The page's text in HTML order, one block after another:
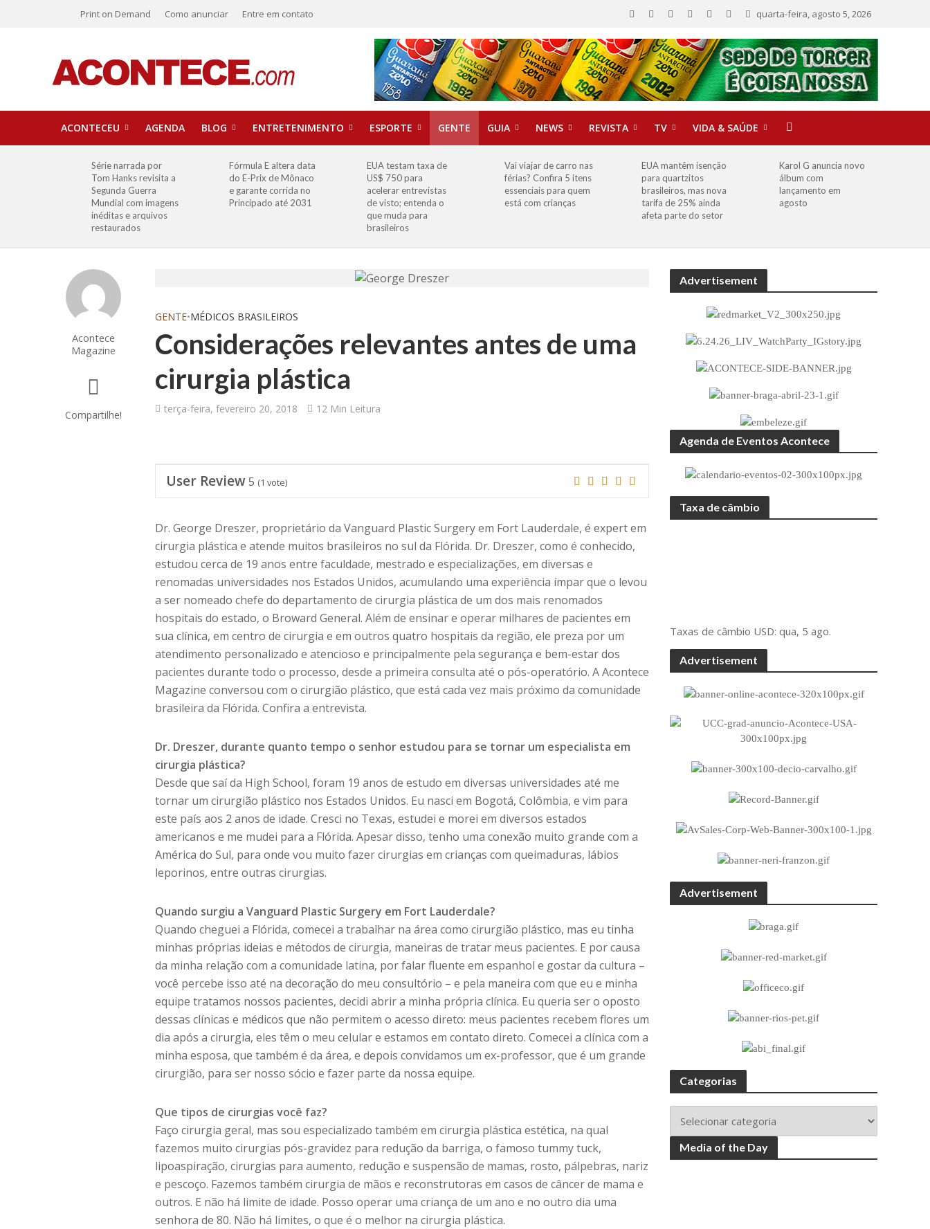
Print on Demand Como anunciar Entre em contato quarta-feira, agosto 5, 2026
ACONTECEU AGENDA BLOG ENTRETENIMENTO ESPORTE GENTE GUIA NEWS REVISTA TV VIDA & SAÚDE
Série narrada por
Tom Hanks revisita a
Segunda Guerra
Mundial com imagens
inéditas e arquivos
restaurados
Fórmula E altera data
do E-Prix de Mônaco
e garante corrida no
Principado até 2031
EUA testam taxa de
US$ 750 para
acelerar entrevistas
de visto; entenda o
que muda para
brasileiros
Vai viajar de carro nas
férias? Confira 5 itens
essenciais para quem
está com crianças
EUA mantêm isenção
para quartzitos
brasileiros, mas nova
tarifa de 25% ainda
afeta parte do setor
Karol G anuncia novo
álbum com
lançamento em
agosto
Acontece
Magazine
Compartilhe!
GENTE•MÉDICOS BRASILEIROS
Considerações relevantes antes de uma
cirurgia plástica
terça-feira, fevereiro 20, 2018 12 Min Leitura
User Review5 (1 vote)
Dr. George Dreszer, proprietário da Vanguard Plastic Surgery em Fort Lauderdale, é expert em
cirurgia plástica e atende muitos brasileiros no sul da Flórida. Dr. Dreszer, como é conhecido,
estudou cerca de 19 anos entre faculdade, mestrado e especializações, em diversas e
renomadas universidades nos Estados Unidos, acumulando uma experiência ímpar que o levou
a ser nomeado chefe do departamento de cirurgia plástica de um dos mais renomados
hospitais do estado, o Broward General. Além de ensinar e operar milhares de pacientes em
sua clínica, em centro de cirurgia e em outros quatro hospitais da região, ele preza por um
atendimento personalizado e atencioso e principalmente pela segurança e bem-estar dos
pacientes durante todo o processo, desde a primeira consulta até o pós-operatório. A Acontece
Magazine conversou com o cirurgião plástico, que está cada vez mais próximo da comunidade
brasileira da Flórida. Confira a entrevista.
Dr. Dreszer, durante quanto tempo o senhor estudou para se tornar um especialista em
cirurgia plástica?
Desde que saí da High School, foram 19 anos de estudo em diversas universidades até me
tornar um cirurgião plástico nos Estados Unidos. Eu nasci em Bogotá, Colômbia, e vim para
este país aos 2 anos de idade. Cresci no Texas, estudei e morei em diversos estados
americanos e me mudei para a Flórida. Apesar disso, tenho uma conexão muito grande com a
América do Sul, para onde vou muito fazer cirurgias em crianças com queimaduras, lábios
leporinos, entre outras cirurgias.
Quando surgiu a Vanguard Plastic Surgery em Fort Lauderdale?
Quando cheguei a Flórida, comecei a trabalhar na área como cirurgião plástico, mas eu tinha
minhas próprias ideias e métodos de cirurgia, maneiras de tratar meus pacientes. E por causa
da minha relação com a comunidade latina, por falar fluente em espanhol e gostar da cultura –
você percebe isso até na decoração do meu consultório – e pela maneira com que eu e minha
equipe tratamos nossos pacientes, decidi abrir a minha própria clínica. Eu queria ser o oposto
dessas clínicas e médicos que não permitem o acesso direto: meus pacientes recebem flores um
dia após a cirurgia, eles têm o meu celular e estamos em contato direto. Comecei a clínica com a
minha esposa, que também é da área, e depois convidamos um ex-professor, que é um grande
cirurgião, para ser nosso sócio e fazer parte da nossa equipe.
Que tipos de cirurgias você faz?
Faço cirurgia geral, mas sou especializado também em cirurgia plástica estética, na qual
fazemos muito cirurgias pós-gravidez para redução da barriga, o famoso tummy tuck,
lipoaspiração, cirurgias para aumento, redução e suspensão de mamas, rosto, pálpebras, nariz
e pescoço. Fazemos também cirurgia de mãos e reconstrutoras em casos de câncer de mama e
outros. E não há limite de idade. Posso operar uma criança de um ano e no outro dia uma
senhora de 80. Não há limites, o que é o melhor na cirurgia plástica.
Advertisement
Agenda de Eventos Acontece
Taxa de câmbio
Taxas de câmbio USD: qua, 5 ago.
Advertisement
Advertisement
Categorias
Media of the Day